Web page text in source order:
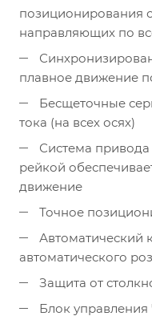
позиционирования
направляющих по
плавное движение
Бесщеточные
тока (на всех осях)
Система привода
рейкой
движение
Точное
Автоматический
автоматического
Защита от
Блок